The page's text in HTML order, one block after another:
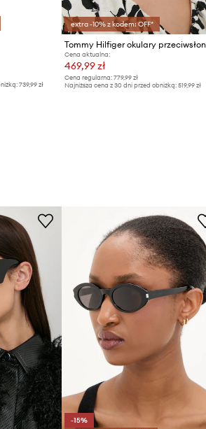
739,99 zł
extra -10% z kodem: OFF*
Cena aktualna:
469,99 zł
Cena regularna: 779,99 zł
Najniższa cena z 30 dni przed obniżką: 519,99 zł
-15%